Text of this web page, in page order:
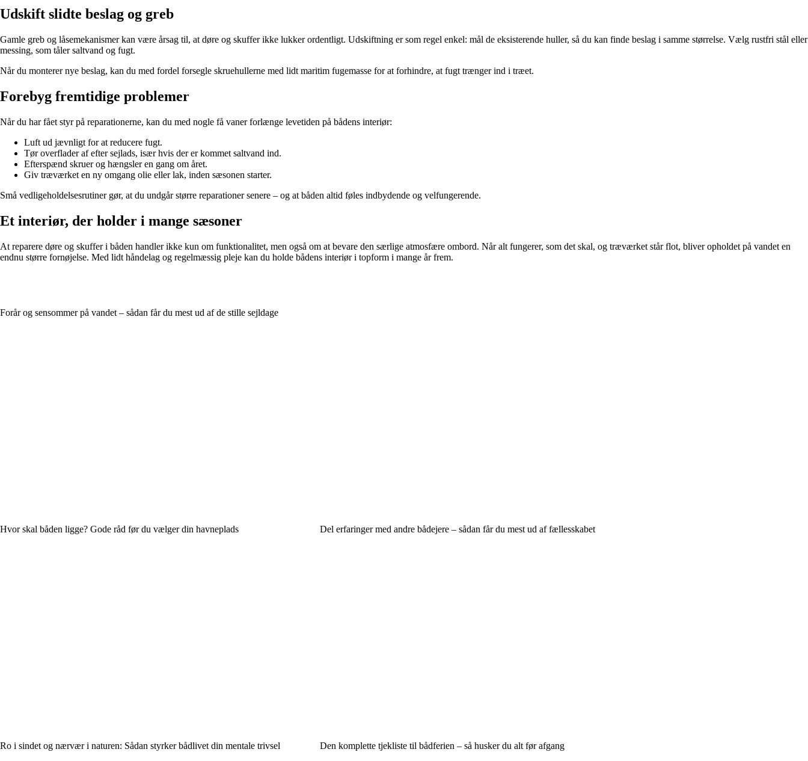
Udskift slidte beslag og greb
Gamle greb og låsemekanismer kan være årsag til, at døre og skuffer ikke lukker ordentligt. Udskiftning er som regel enkel: mål de eksisterende huller, så du kan finde beslag i samme størrelse. Vælg rustfri stål eller
messing, som tåler saltvand og fugt.
Når du monterer nye beslag, kan du med fordel forsegle skruehullerne med lidt maritim fugemasse for at forhindre, at fugt trænger ind i træet.
Forebyg fremtidige problemer
Når du har fået styr på reparationerne, kan du med nogle få vaner forlænge levetiden på bådens interiør:
Luft ud jævnligt for at reducere fugt.
Tør overflader af efter sejlads, især hvis der er kommet saltvand ind.
Efterspænd skruer og hængsler en gang om året.
Giv træværket en ny omgang olie eller lak, inden sæsonen starter.
Små vedligeholdelsesrutiner gør, at du undgår større reparationer senere – og at båden altid føles indbydende og velfungerende.
Et interiør, der holder i mange sæsoner
At reparere døre og skuffer i båden handler ikke kun om funktionalitet, men også om at bevare den særlige atmosfære ombord. Når alt fungerer, som det skal, og træværket står flot, bliver opholdet på vandet en
endnu større fornøjelse. Med lidt håndelag og regelmæssig pleje kan du holde bådens interiør i topform i mange år frem.
Forår og sensommer på vandet – sådan får du mest ud af de stille sejldage
Hvor skal båden ligge? Gode råd før du vælger din havneplads Del erfaringer med andre bådejere – sådan får du mest ud af fællesskabet
Ro i sindet og nærvær i naturen: Sådan styrker bådlivet din mentale trivsel Den komplette tjekliste til bådferien – så husker du alt før afgang